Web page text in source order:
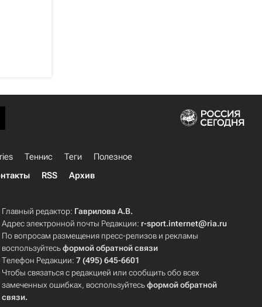
Теннис Теги
Полезное
RSS Архив
Главный редактор: Гаврилова А.В.
Адрес электронной почты Редакции: r-sport.internet@ria.ru
По вопросам размещения пресс-релизов и рекламы
воспользуйтесьформой обратной связи
Телефон Редакции:7 (495) 645-6601
Чтобы связаться с редакцией или сообщить обо всех
замеченных ошибках, воспользуйтесьформой обратной
связи.